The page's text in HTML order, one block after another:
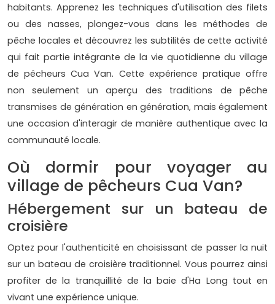
habitants. Apprenez les techniques d'utilisation des filets
ou des nasses, plongez-vous dans les méthodes de
pêche locales et découvrez les subtilités de cette activité
qui fait partie intégrante de la vie quotidienne du village
de pêcheurs Cua Van. Cette expérience pratique offre
non seulement un aperçu des traditions de pêche
transmises de génération en génération, mais également
une occasion d'interagir de manière authentique avec la
communauté locale.
Où dormir pour voyager au
village de pêcheurs Cua Van?
Hébergement sur un bateau de
croisière
Optez pour l'authenticité en choisissant de passer la nuit
sur un bateau de croisière traditionnel. Vous pourrez ainsi
profiter de la tranquillité de la baie d'Ha Long tout en
vivant une expérience unique.